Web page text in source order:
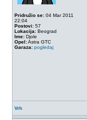
Pridružio se: 04 Mar 2011
22:04
Postovi: 57
Lokacija: Beograd
Ime: Djole
Opel:Astra GTC
Garaza: pogledaj
Vrh